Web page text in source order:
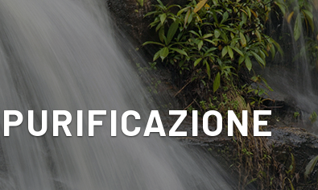
PURIFICAZIONE